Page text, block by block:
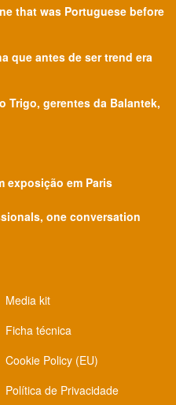
that was Portuguese before
que antes de ser trend era
Trigo, gerentes da Balantek,
exposição em Paris
one conversation
Media kit
Ficha técnica
Cookie Policy (EU)
Política de Privacidade